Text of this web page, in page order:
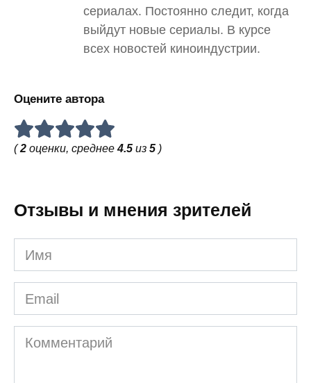
сериалах. Постоянно следит, когда
выйдут новые сериалы. В курсе
всех новостей киноиндустрии.
Оцените автора
(2 оценки, среднее4.5 из 5 )
Отзывы и мнения зрителей
Имя
Email
Комментарий